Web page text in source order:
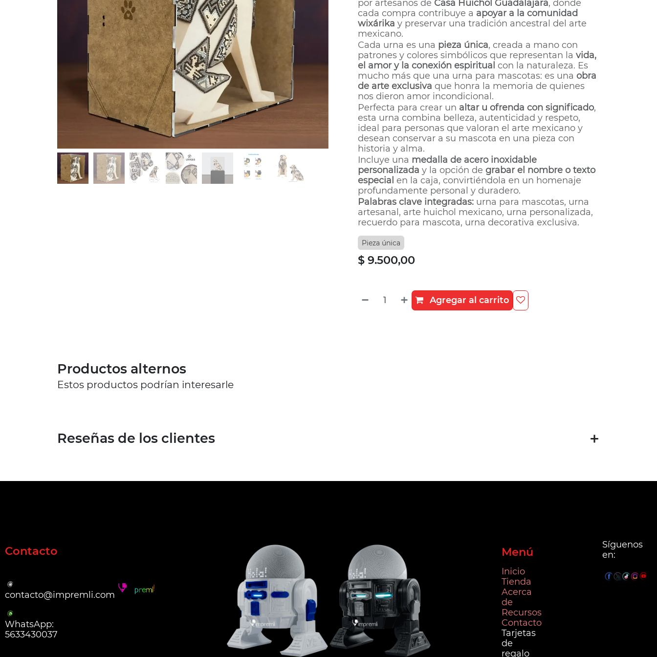
por artesanos de Casa Huichol Guadalajara, donde
cada compra contribuye a apoyar a la comunidad
wixárika y preservar una tradición ancestral del arte
mexicano.
Cada urna es una pieza única, creada a mano con
patrones y colores simbólicos que representan la vida,
el amor y la conexión espiritual con la naturaleza. Es
mucho más que una urna para mascotas: es una obra
de arte exclusiva que honra la memoria de quienes
nos dieron amor incondicional.
Perfecta para crear un altar u ofrenda con significado,
esta urna combina belleza, autenticidad y respeto,
ideal para personas que valoran el arte mexicano y
desean conservar a su mascota en una pieza con
historia y alma.
Incluye una medalla de acero inoxidable
personalizada y la opción de grabar el nombre o texto
especial en la caja, convirtiéndola en un homenaje
profundamente personal y duradero.
Palabras clave integradas: urna para mascotas, urna
artesanal, arte huichol mexicano, urna personalizada,
recuerdo para mascota, urna decorativa exclusiva.
Pieza única
$ 9.500,00
Agregar al carrito
Productos alternos
Estos productos podrían interesarle
Reseñas de los clientes
Menú
Inicio
Tienda
Acerca
de
Recursos
Contacto
Tarjetas
de
regalo
Síguenos
en:
Contacto
contacto@impremli.com
WhatsApp:
5633430037